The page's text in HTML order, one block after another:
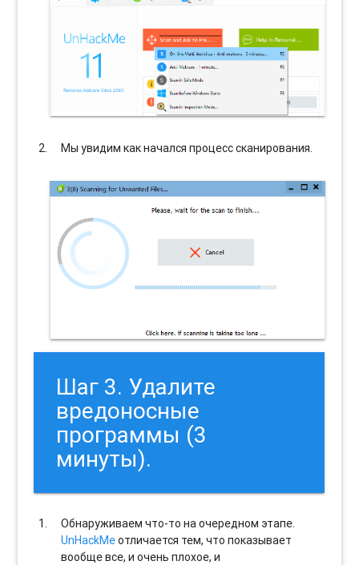
Мы увидим как начался процесс сканирования.
Шаг 3. Удалите
вредоносные
программы (3
минуты).
Обнаруживаем что-то на очередном этапе.
UnHackMeотличается тем, что показывает
вообще все, и очень плохое, и